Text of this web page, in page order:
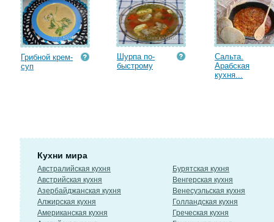
Грибной крем-
суп
Шурпа по-
быстрому
Сальта.
Арабская
кухня...
Кухни мира
Австралийская кухня
Австрийская кухня
Азербайджанская кухня
Алжирская кухня
Американская кухня
Бурятская кухня
Венгерская кухня
Венесуэльская кухня
Голландская кухня
Греческая кухня